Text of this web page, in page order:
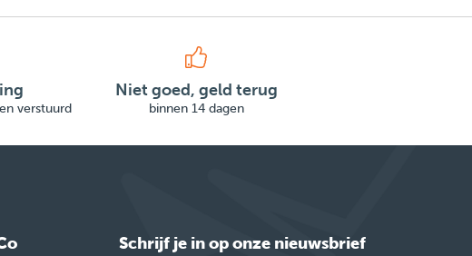
verstuurd
Niet goed, geld terug
binnen 14 dagen
Schrijf je in op onze nieuwsbrief